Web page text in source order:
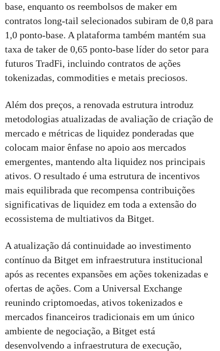
base, enquanto os reembolsos de maker em
contratos long-tail selecionados subiram de 0,8 para
1,0 ponto-base. A plataforma também mantém sua
taxa de taker de 0,65 ponto-base líder do setor para
futuros TradFi, incluindo contratos de ações
tokenizadas, commodities e metais preciosos.
Além dos preços, a renovada estrutura introduz
metodologias atualizadas de avaliação de criação de
mercado e métricas de liquidez ponderadas que
colocam maior ênfase no apoio aos mercados
emergentes, mantendo alta liquidez nos principais
ativos. O resultado é uma estrutura de incentivos
mais equilibrada que recompensa contribuições
significativas de liquidez em toda a extensão do
ecossistema de multiativos da Bitget.
A atualização dá continuidade ao investimento
contínuo da Bitget em infraestrutura institucional
após as recentes expansões em ações tokenizadas e
ofertas de ações. Com a Universal Exchange
reunindo criptomoedas, ativos tokenizados e
mercados financeiros tradicionais em um único
ambiente de negociação, a Bitget está
desenvolvendo a infraestrutura de execução,